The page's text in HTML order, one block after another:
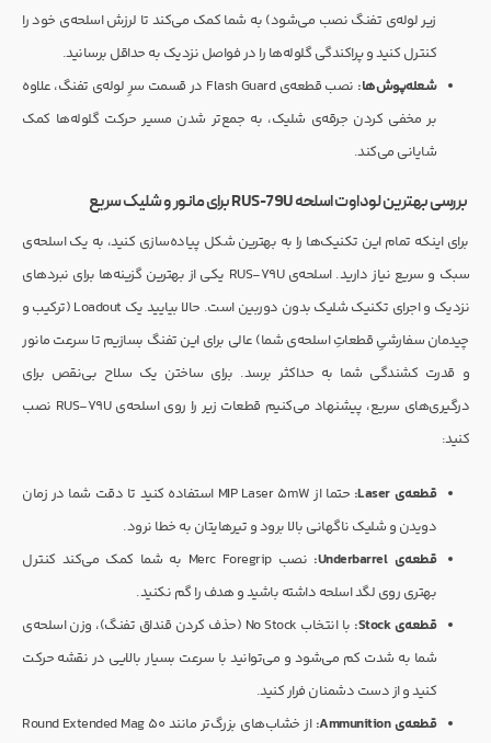
زیر لوله‌ی تفنگ نصب می‌شود) به شما کمک می‌کند تا لرزش اسلحه‌ی خود را
کنترل کنید و پراکندگی گلوله‌ها را در فواصل نزدیک به حداقل برسانید.
شعله‌پوش‌ها:
نصب قطعه‌ی Flash Guard در قسمت سرِ لوله‌ی تفنگ، علاوه
بر مخفی کردن جرقه‌ی شلیک، به جمع‌تر شدن مسیر حرکت گلوله‌ها کمک
شایانی می‌کند.
بررسی بهترین لوداوت اسلحه RUS-79U برای مانور و شلیک سریع
برای اینکه تمام این تکنیک‌ها را به بهترین شکل پیاده‌سازی کنید، به یک اسلحه‌ی
سبک و سریع نیاز دارید. اسلحه‌ی RUS-79U یکی از بهترین گزینه‌ها برای نبردهای
نزدیک و اجرای تکنیک شلیک بدون دوربین است. حالا بیایید یک Loadout (ترکیب و
چیدمان سفارشیِ قطعاتِ اسلحه‌ی شما) عالی برای این تفنگ بسازیم تا سرعت مانور
و قدرت کشندگی شما به حداکثر برسد. برای ساختن یک سلاح بی‌نقص برای
درگیری‌های سریع، پیشنهاد می‌کنیم قطعات زیر را روی اسلحه‌ی RUS-79U نصب
کنید:
قطعه‌ی Laser:
حتما از MIP Laser 5mW استفاده کنید تا دقت شما در زمان
دویدن و شلیک ناگهانی بالا برود و تیرهایتان به خطا نرود.
قطعه‌ی Underbarrel:
نصب Merc Foregrip به شما کمک می‌کند کنترل
بهتری روی لگد اسلحه داشته باشید و هدف را گم نکنید.
قطعه‌ی Stock:
با انتخاب No Stock (حذف کردن قنداق تفنگ)، وزن اسلحه‌ی
شما به شدت کم می‌شود و می‌توانید با سرعت بسیار بالایی در نقشه حرکت
کنید و از دست دشمنان فرار کنید.
قطعه‌ی Ammunition:
از خشاب‌های بزرگ‌تر مانند 50 Round Extended Mag